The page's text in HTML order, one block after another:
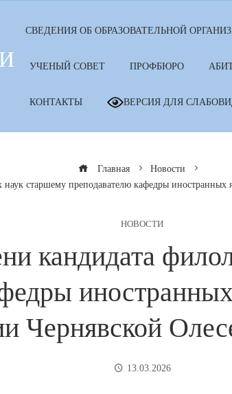
СВЕДЕНИЯ ОБ ОБРАЗОВАТЕЛЬНОЙ
УЧЕНЫЙ СОВЕТ ПРОФБЮРО
КОНТАКТЫ ВЕРСИЯ ДЛЯ
Главная
Новости
старшему преподавателю кафедры
НОВОСТИ
кандидата
Чернявской
13.03.2026